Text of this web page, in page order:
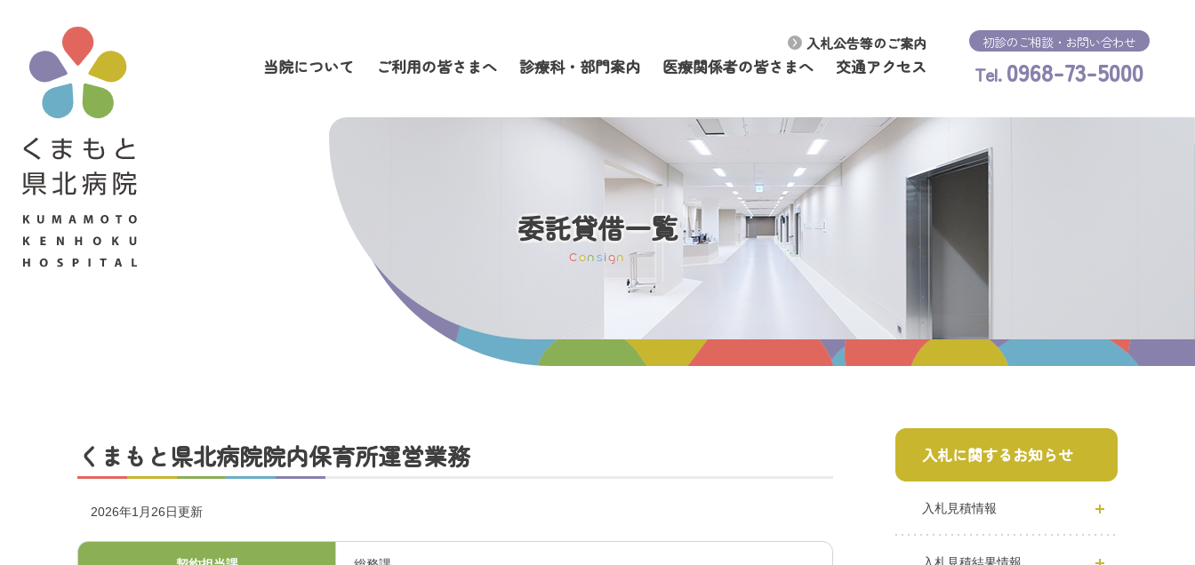
入札公告等のご案内
当院について ご利用の皆さまへ 診療科・部門案内 医療関係者の皆さまへ 交通アクセス
初診のご相談・お問い合わせ
Tel. 0968-73-5000
委託貸借一覧
Consign
くまもと県北病院院内保育所運営業務
2026年1月26日更新
入札に関するお知らせ
入札見積情報
当院について
ご利用の皆さまへ
お問い合わせ